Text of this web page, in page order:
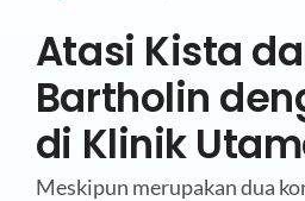
Atasi Kista
Bartholin
di Klinik
Meskipun merupakan dua